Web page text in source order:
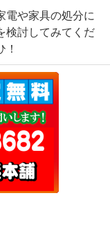
電や家具の処分に
検討してみてくだ